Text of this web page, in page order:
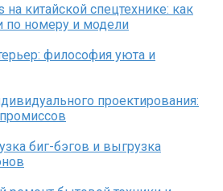
на китайской спецтехнике: как
по номеру и модели
философия уюта и
проектирования:
биг-бэгов и выгрузка